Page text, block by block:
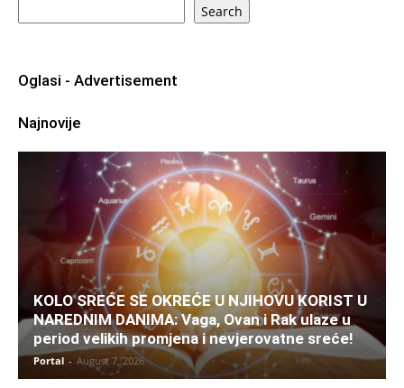
Search
Oglasi - Advertisement
Najnovije
KOLO SREĆE SE OKREĆE U NJIHOVU KORIST U
NAREDNIM DANIMA: Vaga, Ovan i Rak ulaze u
period velikih promjena i nevjerovatne sreće!
Portal - August 7, 2026